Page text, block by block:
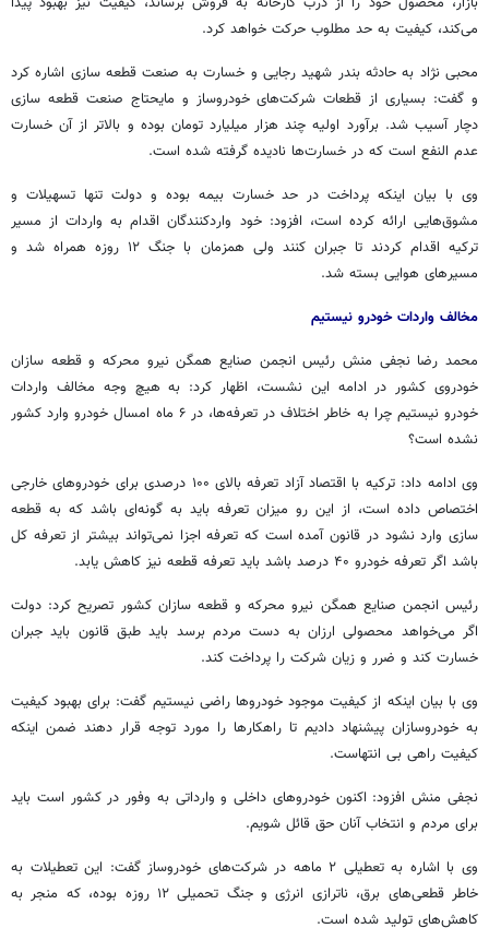
می‌کند، کیفیت به حد مطلوب حرکت خواهد کرد.
محبی نژاد به حادثه بندر شهید رجایی و خسارت به صنعت قطعه سازی اشاره کرد
و گفت: بسیاری از قطعات شرکت‌های خودروساز و مایحتاج صنعت قطعه سازی
دچار آسیب شد. برآورد اولیه چند هزار میلیارد تومان بوده و بالاتر از آن خسارت
عدم النفع است که در خسارت‌ها نادیده گرفته شده است.
وی با بیان اینکه پرداخت در حد خسارت بیمه بوده و دولت تنها تسهیلات و
مشوق‌هایی ارائه کرده است، افزود: خود واردکنندگان اقدام به واردات از مسیر
ترکیه اقدام کردند تا جبران کنند ولی همزمان با جنگ ۱۲ روزه همراه شد و
مسیرهای هوایی بسته شد.
مخالف واردات خودرو نیستیم
محمد رضا نجفی منش رئیس انجمن صنایع همگن نیرو محرکه و قطعه سازان
خودروی کشور در ادامه این نشست، اظهار کرد: به هیچ وجه مخالف واردات
خودرو نیستیم چرا به خاطر اختلاف در تعرفه‌ها، در ۶ ماه امسال خودرو وارد کشور
نشده است؟
وی ادامه داد: ترکیه با اقتصاد آزاد تعرفه بالای ۱۰۰ درصدی برای خودروهای خارجی
اختصاص داده است، از این رو میزان تعرفه باید به گونه‌ای باشد که به قطعه
سازی وارد نشود در قانون آمده است که تعرفه اجزا نمی‌تواند بیشتر از تعرفه کل
باشد اگر تعرفه خودرو ۴۰ درصد باشد باید تعرفه قطعه نیز کاهش یابد.
رئیس انجمن صنایع همگن نیرو محرکه و قطعه سازان کشور تصریح کرد: دولت
اگر می‌خواهد محصولی ارزان به دست مردم برسد باید طبق قانون باید جبران
خسارت کند و ضرر و زیان شرکت را پرداخت کند.
وی با بیان اینکه از کیفیت موجود خودروها راضی نیستیم گفت: برای بهبود کیفیت
به خودروسازان پیشنهاد دادیم تا راهکارها را مورد توجه قرار دهند ضمن اینکه
کیفیت راهی بی انتهاست.
نجفی منش افزود: اکنون خودروهای داخلی و وارداتی به وفور در کشور است باید
برای مردم و انتخاب آنان حق قائل شویم.
وی با اشاره به تعطیلی ۲ ماهه در شرکت‌های خودروساز گفت: این تعطیلات به
خاطر قطعی‌های برق، ناترازی
انرژی و جنگ تحمیلی ۱۲ روزه بوده، که منجر به
کاهش‌های تولید شده است.